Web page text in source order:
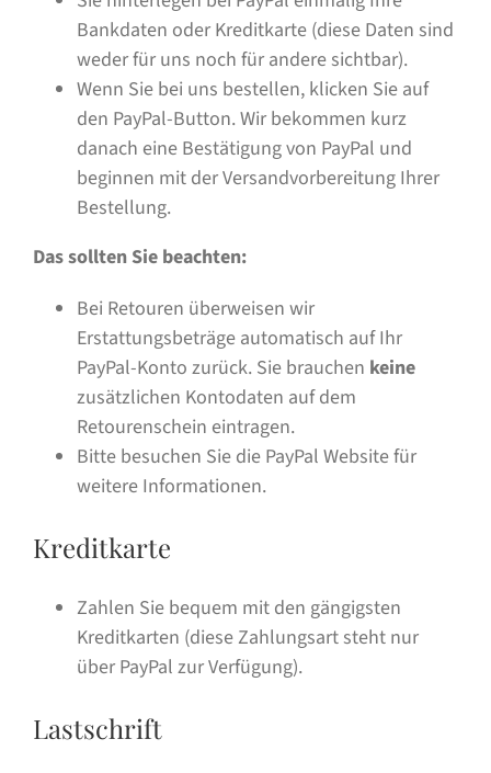
Bankdaten oder Kreditkarte (diese Daten sind
weder für uns noch für andere sichtbar).
Wenn Sie bei uns bestellen, klicken Sie auf
den PayPal-Button. Wir bekommen kurz
danach eine Bestätigung von PayPal und
beginnen mit der Versandvorbereitung Ihrer
Bestellung.
Das sollten Sie beachten:
Bei Retouren überweisen wir
Erstattungsbeträge automatisch auf Ihr
PayPal-Konto zurück. Sie brauchen keine
zusätzlichen Kontodaten auf dem
Retourenschein eintragen.
Bitte besuchen Sie die PayPal Website für
weitere Informationen.
Kreditkarte
Zahlen Sie bequem mit den gängigsten
Kreditkarten (diese Zahlungsart steht nur
über PayPal zur Verfügung).
Lastschrift